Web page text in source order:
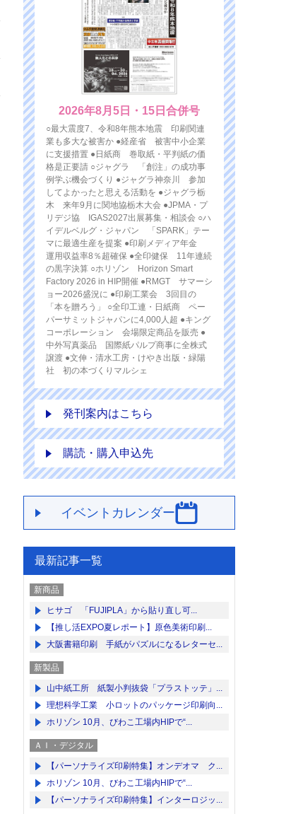
2026年8月5日・15日合併号
○最大震度7、令和8年熊本地震 印刷関連
業も多大な被害か ●経産省 被害中小企業
に支援措置 ●日紙商 巻取紙・平判紙の価
格是正要請 ○ジャグラ 「創注」の成功事
例学ぶ機会づくり ●ジャグラ神奈川 参加
してよかったと思える活動を ●ジャグラ栃
木 来年9月に関地協栃木大会 ●JPMA・プ
リデジ協 IGAS2027出展募集・相談会 ○ハ
イデルベルグ・ジャパン 「SPARK」テー
マに最適生産を提案 ●印刷メディア年金
運用収益率8％超確保 ●全印健保 11年連続
の黒字決算 ○ホリゾン Horizon Smart
Factory 2026 in HIP開催 ●RMGT サマーシ
ョー2026盛況に ●印刷工業会 3回目の
「本を贈ろう」 ○全印工連・日紙商 ペー
パーサミットジャパンに4,000人超 ●キング
コーポレーション 会場限定商品を販売 ●
中外写真薬品 国際紙パルプ商事に全株式
譲渡 ●文伸・清水工房・けやき出版・緑陽
社 初の本づくりマルシェ
発刊案内はこちら
購読・購入申込先
イベントカレンダー
最新記事一覧
新商品
ヒサゴ 「FUJIPLA」から貼り直し可...
【推し活EXPO夏レポート】原色美術印刷...
大阪書籍印刷 手紙がパズルになるレターセ...
新製品
山中紙工所 紙製小判抜袋「プラストッテ」...
理想科学工業 小ロットのパッケージ印刷向...
ホリゾン 10月、びわこ工場内HIPで“...
ＡＩ・デジタル
【パーソナライズ印刷特集】オンデオマ ク...
ホリゾン 10月、びわこ工場内HIPで“...
【パーソナライズ印刷特集】インターロジッ...